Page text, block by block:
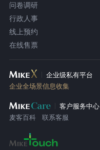
问卷调研
行政人事
线上预约
在线售票
企业级私有平台
企业全场景信息收集
客户服务中心
麦客百科
联系客服